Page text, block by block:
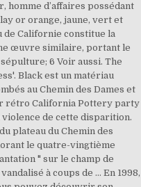
homme d’affaires possédant
or orange, jaune, vert et
de Californie constitue la
œuvre similaire, portant le
6 Voir aussi. The
Black est un matériau
au Chemin des Dames et
rétro California Pottery party
violence de cette disparition.
plateau du Chemin des
le quatre-vingtième
" sur le champ de
à coups de … En 1998,